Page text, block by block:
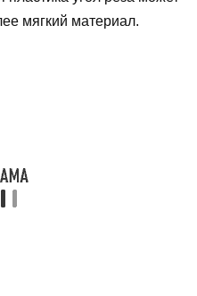
мягкий материал.